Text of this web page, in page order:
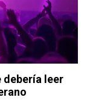
debería leer